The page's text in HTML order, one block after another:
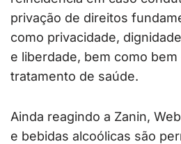
privação de direitos
como privacidade,
e liberdade, bem como
tratamento de saúde.
Ainda reagindo a Zanin,
e bebidas alcoólicas são